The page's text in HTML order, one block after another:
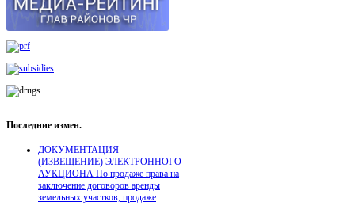
Последние измен.
ДОКУМЕНТАЦИЯ
(ИЗВЕЩЕНИЕ) ЭЛЕКТРОННОГО
АУКЦИОНА По продаже права на
заключение договоров аренды
земельных участков, продаже